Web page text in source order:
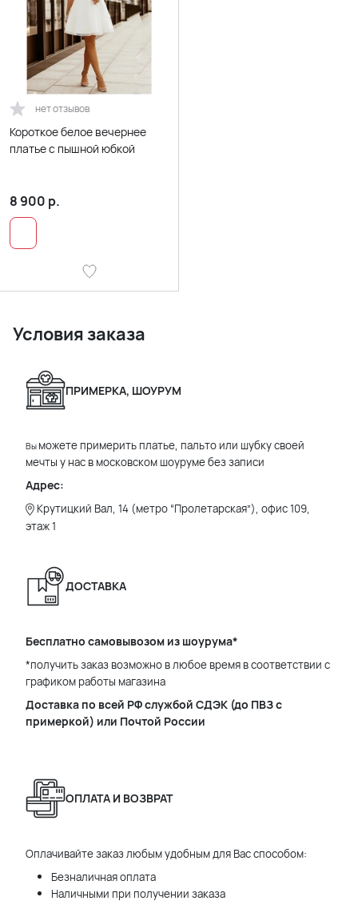
нет отзывов
Короткое белое вечернее
платье с пышной юбкой
8 900 р.
Условия заказа
ПРИМЕРКА, ШОУРУМ
Вы можете примерить платье, пальто или шубку своей
мечты у нас в московском шоуруме без записи
Адрес:
Крутицкий Вал, 14 (метро “Пролетарская”), офис 109,
этаж 1
ДОСТАВКА
Бесплатно самовывозом из шоурума*
*получить заказ возможно в любое время в соответствии с
графиком работы магазина
Доставка по всей РФ службой СДЭК (до ПВЗ с
примеркой) или Почтой России
ОПЛАТА И ВОЗВРАТ
Оплачивайте заказ любым удобным для Вас способом:
Безналичная оплата
Наличными при получении заказа